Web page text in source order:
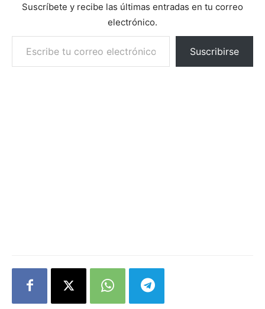
Suscríbete y recibe las últimas entradas en tu correo
electrónico.
Escribe tu correo electrónico…
Suscribirse